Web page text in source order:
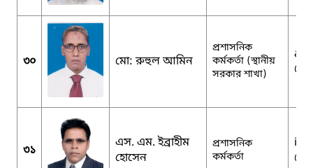
৩০ মো: রুহুল আমিন
প্রশাসনিক
কর্মকর্তা (স্থানীয়
সরকার শাখা)
৩১
এস. এম. ইব্রাহীম
হোসেন
প্রশাসনিক
কর্মকর্তা